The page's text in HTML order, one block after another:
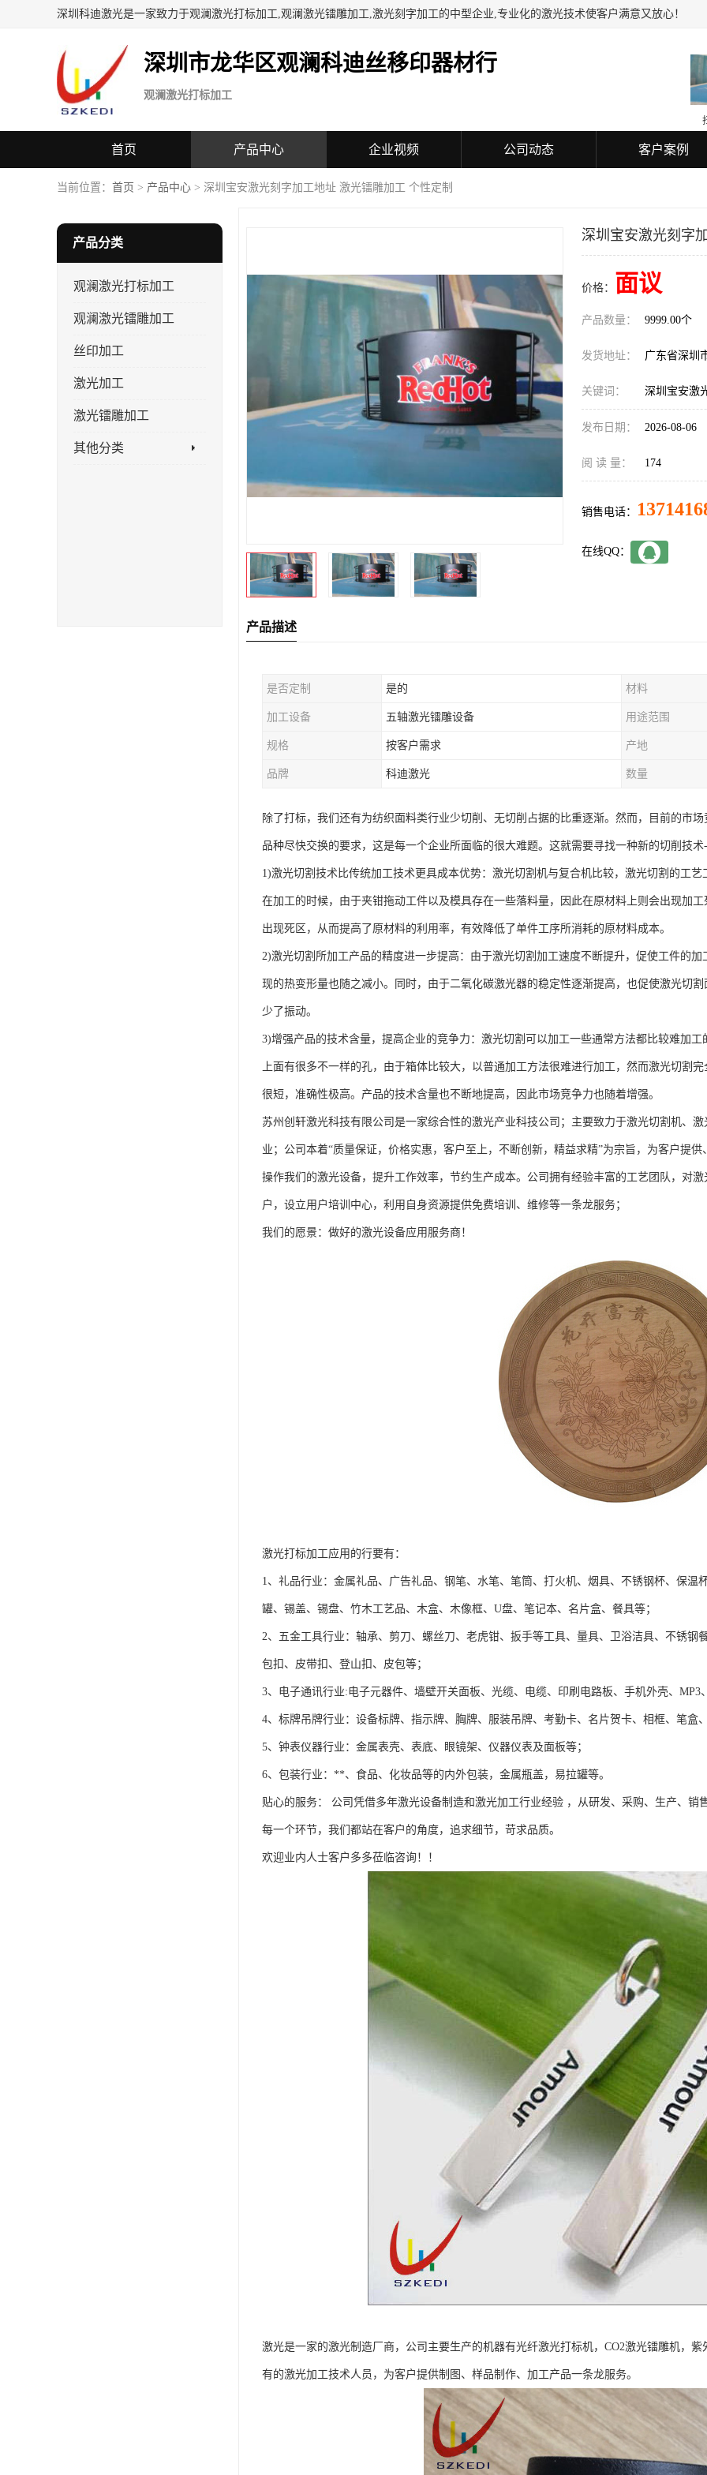
深圳科迪激光是一家致力于观澜激光打标加工,观澜激光镭雕加工,激光刻字加工的中型企业,专业化的激光技术使客户满意又放心！
深圳市龙华区观澜科迪丝移印器材行
观澜激光打标加工
首页 产品中心 企业视频 公司动态 客户案例
当前位置： 首页 > 产品中心 > 深圳宝安激光刻字加工地址 激光镭雕加工 个性定制
产品分类
观澜激光打标加工
观澜激光镭雕加工
丝印加工
激光加工
激光镭雕加工
其他分类
深圳宝安激光刻字
价格： 面议
产品数量： 9999.00个
发货地址： 广东省深
关键词： 深圳宝安激
发布日期： 2026-08-06
阅 读 量： 174
销售电话：
在线QQ：
产品描述
是否定制 是的 材料
加工设备 五轴激光镭雕设备 用途范围
规格 按客户需求 产地
品牌 科迪激光 数量
除了打标，我们还有为纺织面料类行业少切削、无切削占据的比重逐渐。然而，目前的市
品种尽快交换的要求，这是每一个企业所面临的很大难题。这就需要寻找一种新的切削技
1)激光切割技术比传统加工技术更具成本优势：激光切割机与复合机比较，激光切割的工
在加工的时候，由于夹钳拖动工件以及模具存在一些落料量，因此在原材料上则会出现加
出现死区，从而提高了原材料的利用率，有效降低了单件工序所消耗的原材料成本。
2)激光切割所加工产品的精度进一步提高：由于激光切割加工速度不断提升，促使工件的
现的热变形量也随之减小。同时，由于二氧化碳激光器的稳定性逐渐提高，也促使激光切
少了振动。
3)增强产品的技术含量，提高企业的竞争力：激光切割可以加工一些通常方法都比较难加
上面有很多不一样的孔，由于箱体比较大，以普通加工方法很难进行加工，然而激光切割
很短，准确性极高。产品的技术含量也不断地提高，因此市场竞争力也随着增强。
苏州创轩激光科技有限公司是一家综合性的激光产业科技公司；主要致力于激光切割机、
业；公司本着“质量保证，价格实惠，客户至上，不断创新，精益求精”为宗旨，为客户提
操作我们的激光设备，提升工作效率，节约生产成本。公司拥有经验丰富的工艺团队，对
户，设立用户培训中心，利用自身资源提供免费培训、维修等一条龙服务；
我们的愿景：做好的激光设备应用服务商！
激光打标加工应用的行要有：
1、礼品行业：金属礼品、广告礼品、钢笔、水笔、笔筒、打火机、烟具、不锈钢杯、保
罐、锡盖、锡盘、竹木工艺品、木盒、木像框、U盘、笔记本、名片盒、餐具等；
2、五金工具行业：轴承、剪刀、螺丝刀、老虎钳、扳手等工具、量具、卫浴洁具、不锈
包扣、皮带扣、登山扣、皮包等；
3、电子通讯行业:电子元器件、墙壁开关面板、光缆、电缆、印刷电路板、手机外壳、MP3
4、标牌吊牌行业：设备标牌、指示牌、胸牌、服装吊牌、考勤卡、名片贺卡、相框、笔盒
5、钟表仪器行业：金属表壳、表底、眼镜架、仪器仪表及面板等；
6、包装行业：**、食品、化妆品等的内外包装，金属瓶盖，易拉罐等。
贴心的服务： 公司凭借多年激光设备制造和激光加工行业经验 ，从研发、采购、生产、销
每一个环节，我们都站在客户的角度，追求细节，苛求品质。
欢迎业内人士客户多多莅临咨询！！
激光是一家的激光制造厂商，公司主要生产的机器有光纤激光打标机，CO2激光镭雕机，
有的激光加工技术人员，为客户提供制图、样品制作、加工产品一条龙服务。